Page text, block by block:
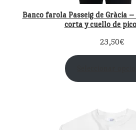
Banco farola Passeig de Gràcia
corta y cuello de
23,50€